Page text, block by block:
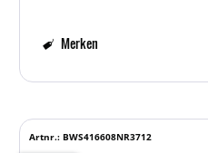
Merken
Artnr.: BWS416608NR3712